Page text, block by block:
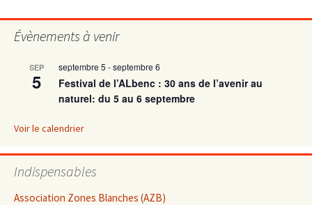
articles
Évènements à venir
SEP
5
septembre 5 -septembre 6
Festival de l’ALbenc : 30 ans de l’avenir au
naturel: du 5 au 6 septembre
Voir le calendrier
Indispensables
Association Zones Blanches (AZB)